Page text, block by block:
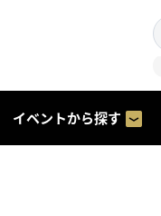
イベントから探す